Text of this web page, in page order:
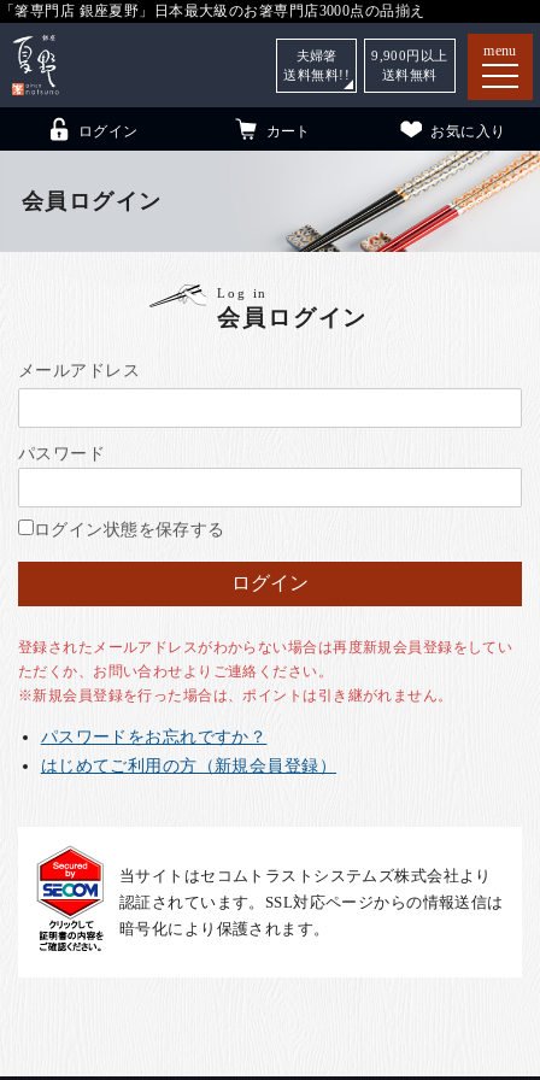
「箸専門店 銀座夏野」日本最大級のお箸専門店3000点の品揃え
menu
（贈答用・自宅用）
銀座夏野・箸長
ご利用ガイド
お客様の声
お知らせ
English
ログイン カート お気に入り
夫婦箸
送料無料!!
9,900 円以上
送料無料
会員ログイン
Log in
会員ログイン
メールアドレス
パスワード
ログイン状態を保存する
登録されたメールアドレスがわからない場合は再度新規会員登録をしてい
ただくか、お問い合わせよりご連絡ください。
※新規会員登録を行った場合は、ポイントは引き継がれません。
パスワードをお忘れですか？
はじめてご利用の方（新規会員登録）
当サイトはセコムトラストシステムズ株式会社より
認証されています。SSL対応ページからの情報送信は
暗号化により保護されます。